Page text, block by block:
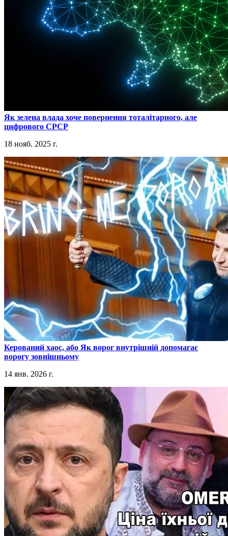
​Як зелена влада хоче повернення тоталітарного, але
цифрового СРСР
18 нояб. 2025 г.
​Керований хаос, або Як ворог внутрішній допомагає
ворогу зовнішньому
14 янв. 2026 г.